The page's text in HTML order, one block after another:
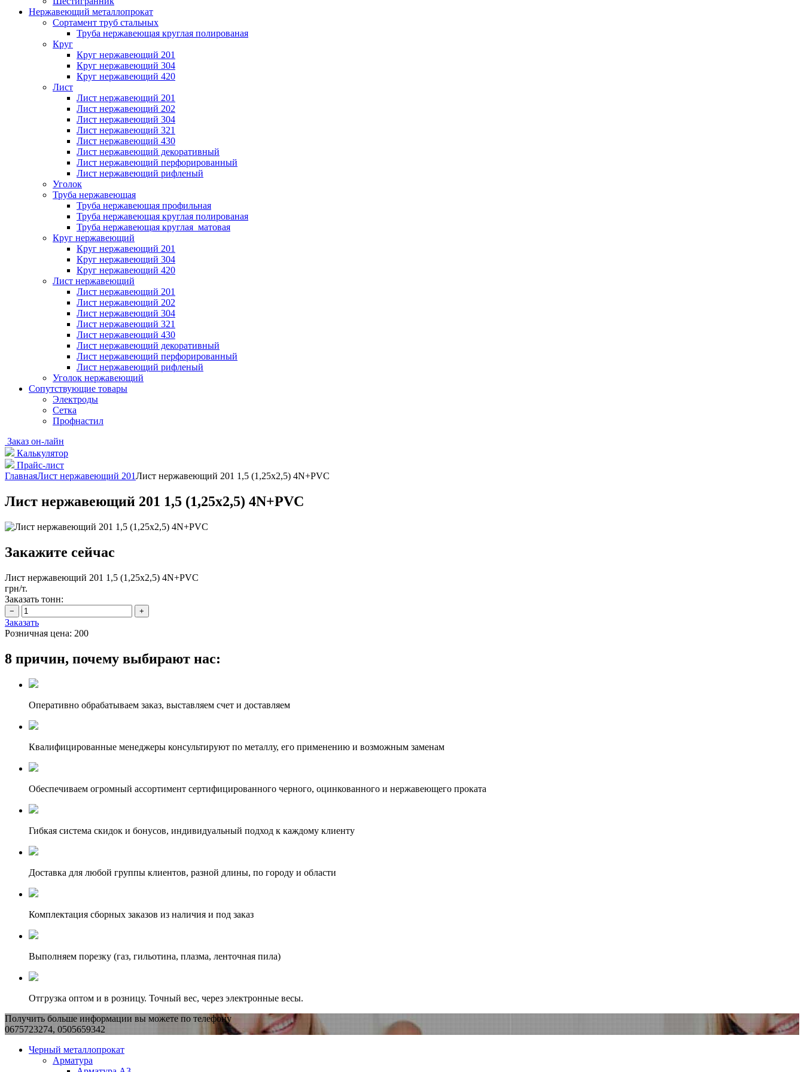
Нержавеющий металлопрокат
Сортамент труб стальных
Труба нержавеющая круглая полированая
Круг
Круг нержавеющий 201
Круг нержавеющий 304
Круг нержавеющий 420
Лист
Лист нержавеющий 201
Лист нержавеющий 202
Лист нержавеющий 304
Лист нержавеющий 321
Лист нержавеющий 430
Лист нержавеющий декоративный
Лист нержавеющий перфорированный
Лист нержавеющий рифленый
Уголок
Труба нержавеющая
Труба нержавеющая профильная
Труба нержавеющая круглая полированая
Труба нержавеющая круглая матовая
Круг нержавеющий
Круг нержавеющий 201
Круг нержавеющий 304
Круг нержавеющий 420
Лист нержавеющий
Лист нержавеющий 201
Лист нержавеющий 202
Лист нержавеющий 304
Лист нержавеющий 321
Лист нержавеющий 430
Лист нержавеющий декоративный
Лист нержавеющий перфорированный
Лист нержавеющий рифленый
Уголок нержавеющий
Cопутствующие товары
Электроды
Сетка
Профнастил
Заказ он-лайн
Калькулятор
Прайс-лист
ГлавнаяЛист нержавеющий 201Лист нержавеющий 201 1,5 (1,25х2,5) 4N+PVC
Лист нержавеющий 201 1,5 (1,25х2,5) 4N+PVC
Закажите сейчас
Лист нержавеющий 201 1,5 (1,25х2,5) 4N+PVC
грн/т.
Заказать тонн:
Заказать
Розничная цена: 200
8 причин, почему выбирают нас:
Оперативно обрабатываем заказ, выставляем счет и доставляем
Квалифицированные менеджеры консультируют по металлу, его применению и возможным заменам
Обеспечиваем огромный ассортимент сертифицированного черного, оцинкованного и нержавеющего проката
Гибкая система скидок и бонусов, индивидуальный подход к каждому клиенту
Доставка для любой группы клиентов, разной длины, по городу и области
Комплектация сборных заказов из наличия и под заказ
Выполняем порезку (газ, гильотина, плазма, ленточная пила)
Отгрузка оптом и в розницу. Точный вес, через электронные весы.
Получить больше информации вы можете по телефону
0675723274, 0505659342
Черный металлопрокат
Арматура